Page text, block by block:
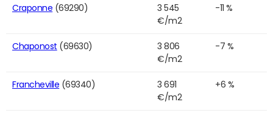
Craponne (69290)
3 545
€/m2
-11 %
Chaponost (69630)
3 806
€/m2
-7 %
Francheville (69340)
3 691
€/m2
+6 %